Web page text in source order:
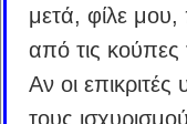
μετά, φίλε
από τις
Αν οι επικριτές
τους